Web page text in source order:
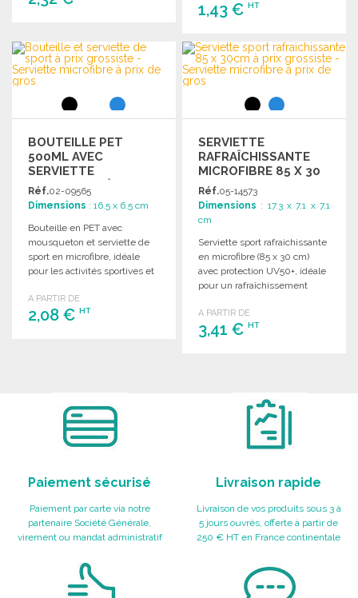
Demander un devis
1,43 €HT
COMMANDER
Demander un devis
BOUTEILLE PET
500ML AVEC
SERVIETTE
MICROFIBRE À PRIX
GROSSISTE
Réf.02-09565
Dimensions : 16.5 x 6.5 cm
Bouteille en PET avec
mousqueton et serviette de
sport en microfibre, idéale
pour les activités sportives et
A PARTIR DE
2,08 € HT
SERVIETTE
RAFRAÎCHISSANTE
MICROFIBRE 85 X 30
CM
Réf.05-14573
Dimensions : 17.3 x 7.1 x 7.1
cm
Serviette sport rafraichissante
en microfibre (85 x 30 cm)
avec protection UV50+, idéale
pour un rafraîchissement
A PARTIR DE
3,41 €HT
Paiement sécurisé
Paiement par carte via notre
partenaire Société Générale,
virement ou mandat administratif
Livraison rapide
Livraison de vos produits sous 3 à
5 jours ouvrés, offerte à partir de
250 € HT en France continentale